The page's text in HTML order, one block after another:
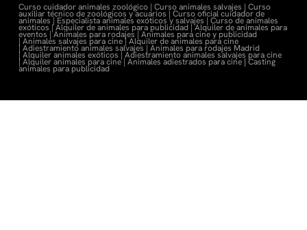
Curso cuidador animales zoológico | Curso animales salvajes | Curso
auxiliar técnico de zoológicos y acuarios | Curso oficial cuidador de
animales | Especialista animales exóticos y salvajes | Curso de animales
exóticos |Alquiler de animales para publicidad |Alquiler de animales para
eventos |Animales para rodajes | Animales para cine y publicidad
| Animales salvajes para cine | Alquiler de animales para cine
| Adiestramiento animales salvajes | Animales para rodajes Madrid
| Alquiler animales exóticos | Adiestramiento animales salvajes para cine
| Alquiler animales para cine | Animales adiestrados para cine| Casting
animales para publicidad